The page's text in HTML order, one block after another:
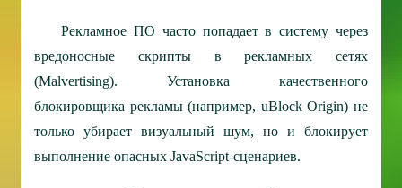
Рекламное ПО часто попадает в систему через
вредоносные скрипты в рекламных сетях
(Malvertising). Установка качественного
блокировщика рекламы (например, uBlock Origin) не
только убирает визуальный шум, но и блокирует
выполнение опасных JavaScript-сценариев.